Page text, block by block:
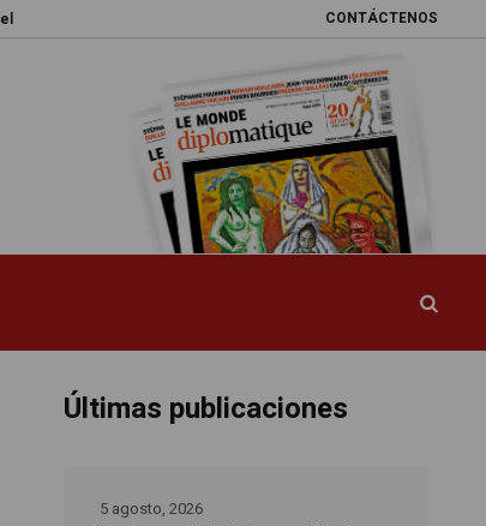
CONTÁCTENOS
La esquiva reforma del
Últimas publicaciones
5 agosto, 2026